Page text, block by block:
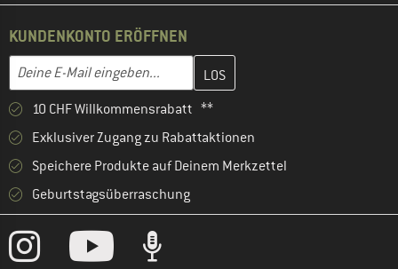
KUNDENKONTO ERÖFFNEN
E-Mail-Adresse
Gib hier deine E-Mail-Adresse ein und erstelle im nächsten
10 CHF Willkommensrabatt **
Exklusiver Zugang zu Rabattaktionen
Speichere Produkte auf Deinem Merkzettel
Geburtstagsüberraschung